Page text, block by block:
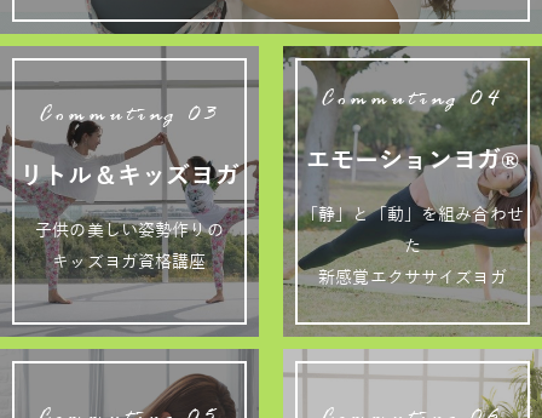
Commuting 03
リトル＆キッズヨガ
子供の美しい姿勢作りの
キッズヨガ資格講座
Commuting 04
エモーションヨガ®
「静」と「動」を組み合わせ
た
新感覚エクササイズヨガ